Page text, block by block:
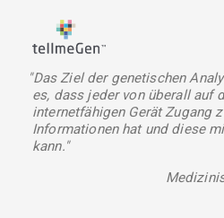
"Das Ziel der genetischen
es, dass jeder von überall auf
internetfähigen Gerät Zugang
Informationen hat und diese
kann."